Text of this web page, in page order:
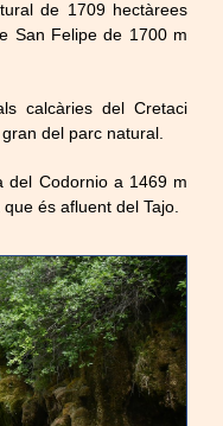
de 1709 hectàrees
San Felipe de 1700 m
calcàries del Cretaci
del parc natural.
del Codornio a 1469 m
és afluent del Tajo.